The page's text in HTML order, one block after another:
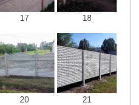
17 18
20 21